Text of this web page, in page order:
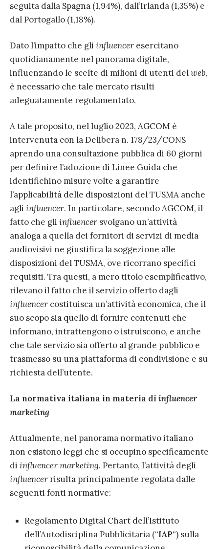
seguita dalla Spagna (1,94%), dall’Irlanda (1,35%) e
dal Portogallo (1,18%).
Dato l’impatto che gli influencer esercitano
quotidianamente nel panorama digitale,
influenzando le scelte di milioni di utenti delweb,
è necessario che tale mercato risulti
adeguatamente regolamentato.
A tale proposito, nel luglio 2023, AGCOM è
intervenuta con la Delibera n. 178/23/CONS
aprendo una consultazione pubblica di 60 giorni
per definire l’adozione di Linee Guida che
identifichino misure volte a garantire
l’applicabilità delle disposizioni del TUSMA anche
agli influencer. In particolare, secondo AGCOM, il
fatto che gli influencer svolgano un’attività
analoga a quella dei fornitori di servizi di media
audiovisivi ne giustifica la soggezione alle
disposizioni del TUSMA, ove ricorrano specifici
requisiti. Tra questi, a mero titolo esemplificativo,
rilevano il fatto che il servizio offerto dagli
influencer costituisca un’attività economica, che il
suo scopo sia quello di fornire contenuti che
informano, intrattengono o istruiscono, e anche
che tale servizio sia offerto al grande pubblico e
trasmesso su una piattaforma di condivisione e su
richiesta dell’utente.
La normativa italiana in materia di influencer
marketing
Attualmente, nel panorama normativo italiano
non esistono leggi che si occupino specificamente
di influencer marketing. Pertanto, l’attività degli
influencer risulta principalmente regolata dalle
seguenti fonti normative:
Regolamento Digital Chart dell’Istituto
dell’Autodisciplina Pubblicitaria (“IAP“) sulla